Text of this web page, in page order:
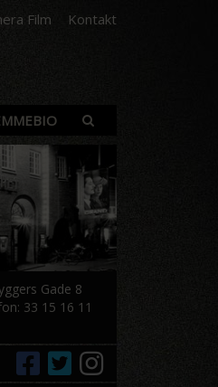
Film Kontakt
Gade 8
33 15 16 11